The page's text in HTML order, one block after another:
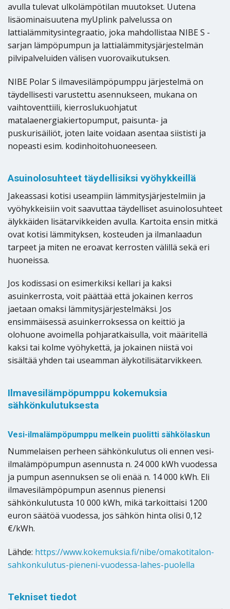
avulla tulevat ulkolämpötilan muutokset. Uutena
lisäominaisuutena myUplink palvelussa on
lattialämmitysintegraatio, joka mahdollistaa NIBE S -
sarjan lämpöpumpun ja lattialämmitysjärjestelmän
pilvipalveluiden välisen vuorovaikutuksen.
NIBE Polar S ilmavesilämpöpumppu järjestelmä on
täydellisesti varustettu asennukseen, mukana on
vaihtoventtiili, kierroslukuohjatut
matalaenergiakiertopumput, paisunta- ja
puskurisäiliöt, joten laite voidaan asentaa siististi ja
nopeasti esim. kodinhoitohuoneeseen.
Asuinolosuhteet täydellisiksi vyöhykkeillä
Jakeassasi kotisi useampiin lämmitysjärjestelmiin ja
vyöhykkeisiin voit saavuttaa täydelliset asuinolosuhteet
älykkäiden lisätarvikkeiden avulla. Kartoita ensin mitkä
ovat kotisi lämmityksen, kosteuden ja ilmanlaadun
tarpeet ja miten ne eroavat kerrosten välillä sekä eri
huoneissa.
Jos kodissasi on esimerkiksi kellari ja kaksi
asuinkerrosta, voit päättää että jokainen kerros
jaetaan omaksi lämmitysjärjestelmäksi. Jos
ensimmäisessä asuinkerroksessa on keittiö ja
olohuone avoimella pohjaratkaisulla, voit määritellä
kaksi tai kolme vyöhykettä, ja jokainen niistä voi
sisältää yhden tai useamman älykotilisätarvikkeen.
Ilmavesilämpöpumppu kokemuksia
sähkönkulutuksesta
Vesi-ilmalämpöpumppu melkein puolitti sähkölaskun
Nummelaisen perheen sähkönkulutus oli ennen vesi-
ilmalämpöpumpun asennusta n. 24 000 kWh vuodessa
ja pumpun asennuksen se oli enää n. 14 000 kWh. Eli
ilmavesilämpöpumpun asennus pienensi
sähkönkulutusta 10 000 kWh, mikä tarkoittaisi 1200
euron säätöä vuodessa, jos sähkön hinta olisi 0,12
€/kWh.
Lähde: https://www.kokemuksia.fi/nibe/omakotitalon-
sahkonkulutus-pieneni-vuodessa-lahes-puolella
Tekniset tiedot